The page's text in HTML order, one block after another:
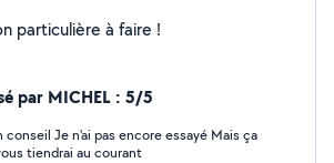
particulière à faire !
par MICHEL : 5/5
conseil Je n'ai pas encore essayé Mais ça
tiendrai au courant